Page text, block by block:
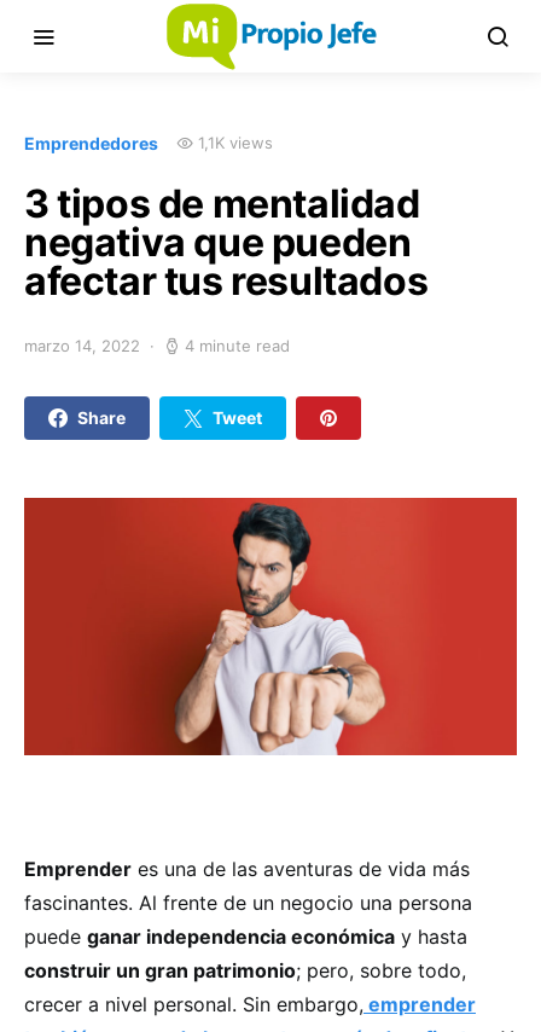
Emprendedores 1,1K views
3 tipos de mentalidad
negativa que pueden
afectar tus resultados
marzo 14, 2022 4 minute read
Share Tweet
Emprender es una de las aventuras de vida más
fascinantes. Al frente de un negocio una persona
puede ganar independencia económica y hasta
construir un gran patrimonio; pero, sobre todo,
crecer a nivel personal. Sin embargo, emprender